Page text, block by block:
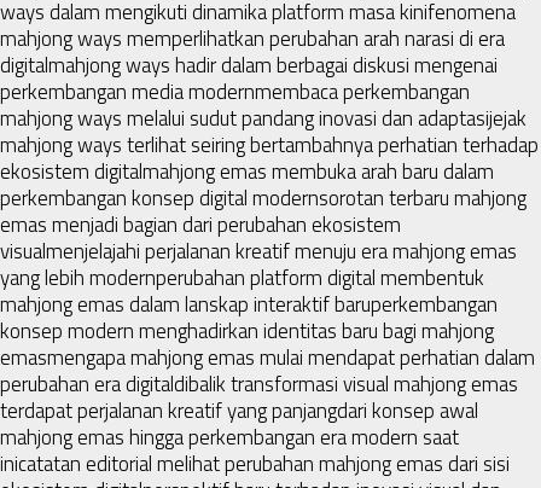
ways dalam mengikuti dinamika platform masa kinifenomena
mahjong ways memperlihatkan perubahan arah narasi di era
digitalmahjong ways hadir dalam berbagai diskusi mengenai
perkembangan media modernmembaca perkembangan
mahjong ways melalui sudut pandang inovasi dan adaptasijejak
mahjong ways terlihat seiring bertambahnya perhatian terhadap
ekosistem digitalmahjong emas membuka arah baru dalam
perkembangan konsep digital modernsorotan terbaru mahjong
emas menjadi bagian dari perubahan ekosistem
visualmenjelajahi perjalanan kreatif menuju era mahjong emas
yang lebih modernperubahan platform digital membentuk
mahjong emas dalam lanskap interaktif baruperkembangan
konsep modern menghadirkan identitas baru bagi mahjong
emasmengapa mahjong emas mulai mendapat perhatian dalam
perubahan era digitaldibalik transformasi visual mahjong emas
terdapat perjalanan kreatif yang panjangdari konsep awal
mahjong emas hingga perkembangan era modern saat
inicatatan editorial melihat perubahan mahjong emas dari sisi